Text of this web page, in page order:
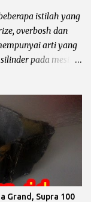
istilah yang
overbosh dan
arti yang
pada mesin
piston
standar pabrik.
4 piston oversize
100, untuk lebih
Crypton ukuran
standar diameter
49,25 mm.
Grand, Supra 100